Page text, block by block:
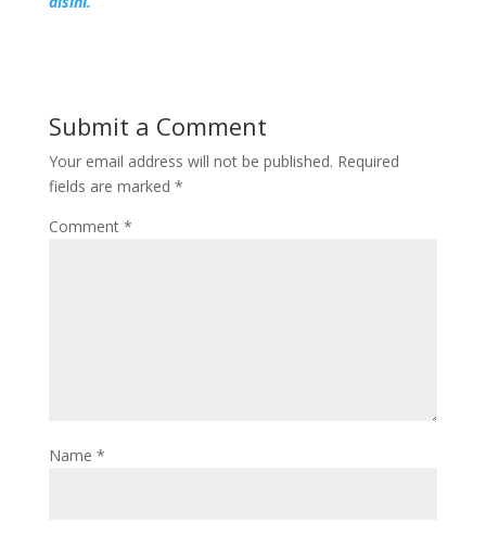
Submit a Comment
Your email address will not be published. Required
fields are marked *
Comment *
Name *